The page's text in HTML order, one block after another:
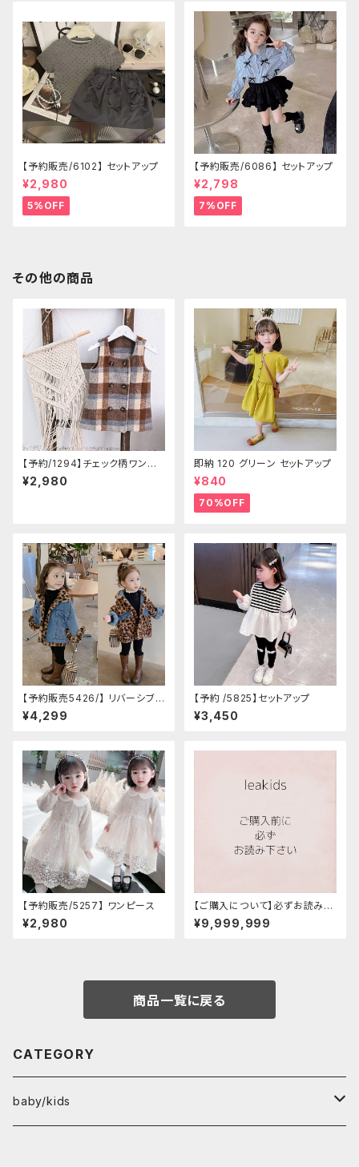
【予約販売/6102】 セットアップ
¥2,980
5%OFF
【予約販売/6086】 セットアップ
¥2,798
7%OFF
その他の商品
【予約/1294】チェック柄ワンピ
ース
¥2,980
即納 120 グリーン セットアップ
¥840
70%OFF
【予約販売5426/】 リバーシブル
2wayアウター
¥4,299
【予約 /5825】セットアップ
¥3,450
【予約販売/5257】 ワンピース
¥2,980
【ご購入について】必ずお読みく
ださい /インポート子供服 /海外
子供服/韓国子供服
¥9,999,999
商品一覧に戻る
CATEGORY
baby/kids